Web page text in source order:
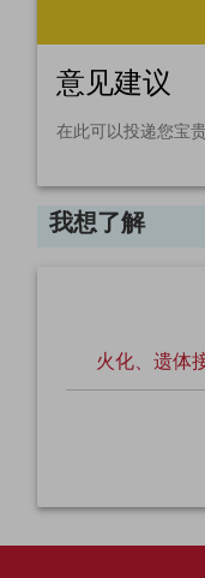
意见建议
在此可以投递您宝
我想了解
火化、遗体